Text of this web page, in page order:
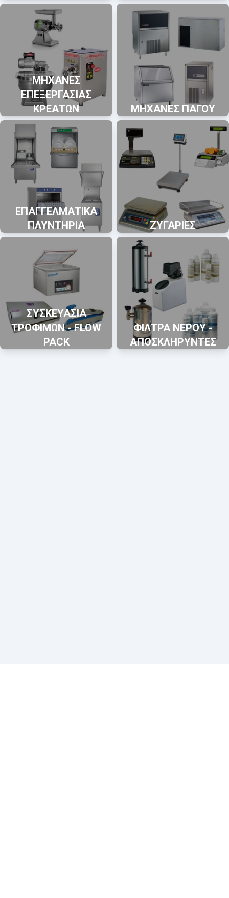
ΜΗΧΑΝΕΣ
ΕΠΕΞΕΡΓΑΣΙΑΣ
ΚΡΕΑΤΩΝ
ΜΗΧΑΝΕΣ ΠΑΓΟΥ
ΕΠΑΓΓΕΛΜΑΤΙΚΑ
ΠΛΥΝΤΗΡΙΑ
ΖΥΓΑΡΙΕΣ
ΣΥΣΚΕΥΑΣΙΑ
ΤΡΟΦΙΜΩΝ - FLOW
PACK
ΦΙΛΤΡΑ ΝΕΡΟΥ -
ΑΠΟΣΚΛΗΡΥΝΤΕΣ